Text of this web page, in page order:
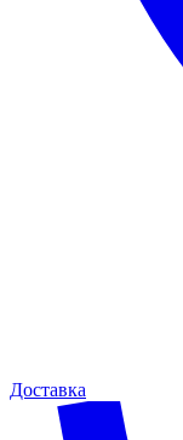
Доставка